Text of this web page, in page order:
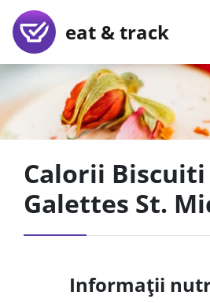
eat & track
Calorii
Galettes St.
Informații